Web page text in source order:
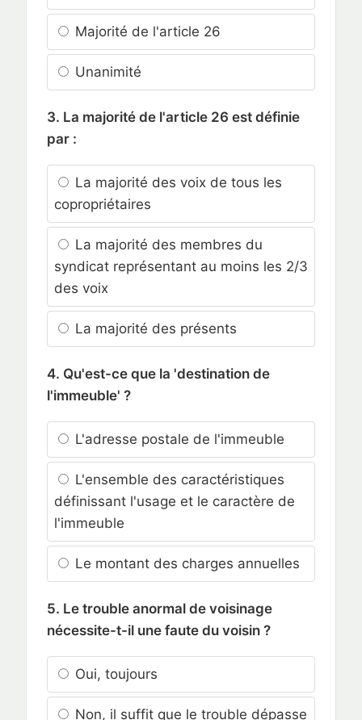
Majorité de l'article 26
Unanimité
3. La majorité de l'article 26 est définie
par :
La majorité des voix de tous les
copropriétaires
La majorité des membres du
syndicat représentant au moins les 2/3
des voix
La majorité des présents
4. Qu'est-ce que la 'destination de
l'immeuble' ?
L'adresse postale de l'immeuble
L'ensemble des caractéristiques
définissant l'usage et le caractère de
l'immeuble
Le montant des charges annuelles
5. Le trouble anormal de voisinage
nécessite-t-il une faute du voisin ?
Oui, toujours
Non, il suffit que le trouble dépasse